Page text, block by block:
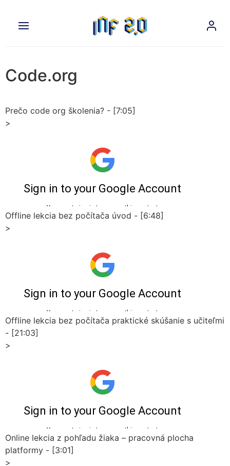
Code.org
Prečo code org školenia? - [7:05]
>
Offline lekcia bez počítača úvod - [6:48]
>
Offline lekcia bez počítača praktické skúšanie s učiteľmi
- [21:03]
>
Online lekcia z pohľadu žiaka – pracovná plocha
platformy - [3:01]
>